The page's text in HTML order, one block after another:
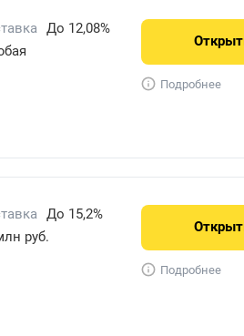
До 12,08%
Подробнее
До 15,2%
руб.
Подробнее